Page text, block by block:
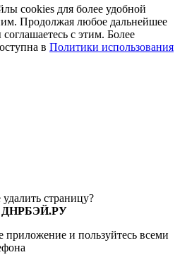
cookies для более удобной
Продолжая любое дальнейшее
с этим. Более
в Политики использования
страницу?
ДНРБЭЙ.РУ
приложение и пользуйтесь всеми